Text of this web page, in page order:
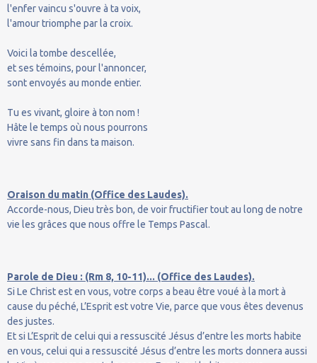
l'enfer vaincu s'ouvre à ta voix,
l'amour triomphe par la croix.
Voici la tombe descellée,
et ses témoins, pour l'annoncer,
sont envoyés au monde entier.
Tu es vivant, gloire à ton nom !
Hâte le temps où nous pourrons
vivre sans fin dans ta maison.
Oraison du matin (Office des Laudes).
Accorde-nous, Dieu très bon, de voir fructifier tout au long de notre
vie les grâces que nous offre le Temps Pascal.
Parole de Dieu : (Rm 8, 10-11)... (Office des Laudes).
Si Le Christ est en vous, votre corps a beau être voué à la mort à
cause du péché, L’Esprit est votre Vie, parce que vous êtes devenus
des justes.
Et si L’Esprit de celui qui a ressuscité Jésus d’entre les morts habite
en vous, celui qui a ressuscité Jésus d’entre les morts donnera aussi